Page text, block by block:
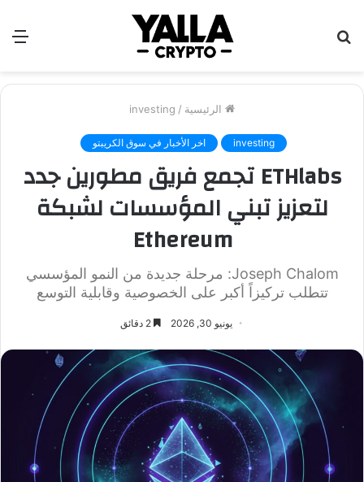
الرئيسية /
investing
investing اخر الأخبار في سوق الكريبتو
ETHlabs تجمع فريق مطورين جدد
لتعزيز تبني المؤسسات لشبكة
Ethereum
Joseph Chalom: مرحلة جديدة من النمو المؤسسي
تتطلب تركيزاً أكبر على الخصوصية وقابلية التوسع
يونيو 30, 2026 2 دقائق